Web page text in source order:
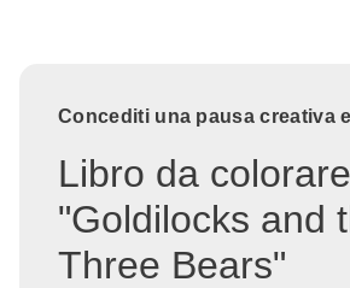
Concediti una pausa creativa
Libro da colorare
"Goldilocks and
Three Bears"